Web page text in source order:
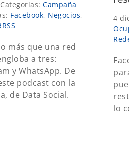
Categorías: Campaña
Facebook, Negocios,
más que una red
a tres:
y WhatsApp. De
podcast con la
de Data Social.
4
lo